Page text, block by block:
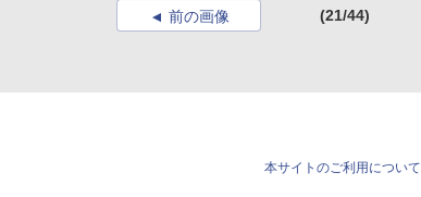
前の画像 (21/44)
本サイトのご利用について